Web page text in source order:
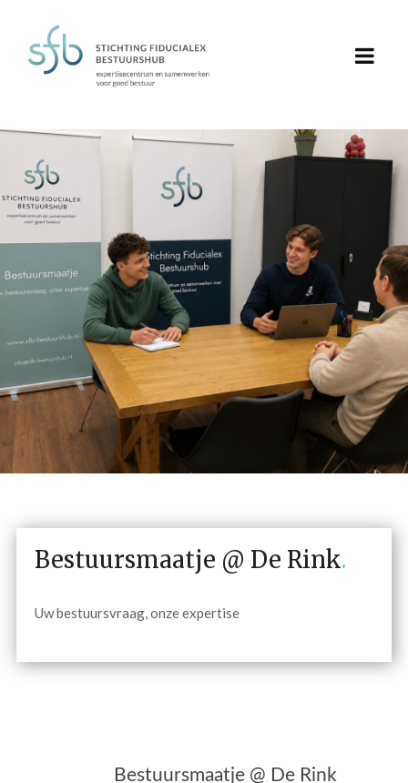
Bestuursmaatje @ De Rink.
Uw bestuursvraag, onze expertise